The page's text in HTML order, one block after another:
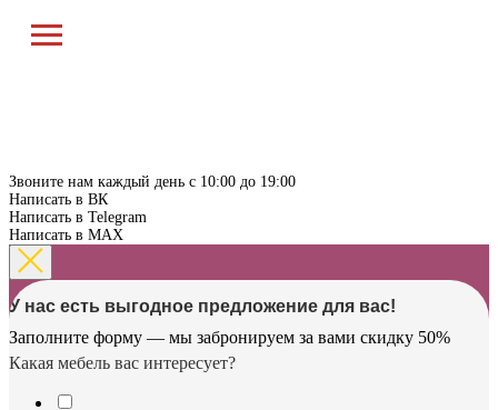
Звоните нам каждый день с 10:00 до 19:00
Написать в ВК
Написать в Telegram
Написать в MAX
У нас есть выгодное предложение для вас!
Заполните форму — мы забронируем за вами скидку 50%
Какая мебель вас интересует?